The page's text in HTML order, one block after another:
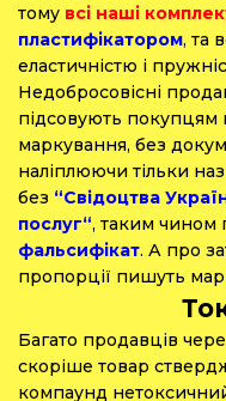
тому всі наші
пластифікатором, та
еластичністю і
Недобросовісні
підсовують покупцям
маркування, без
наліплюючи тільки
без “Свiдоцтва
послуг“, таким чином
фальсифікат. А про
пропорції пишуть
Багато продавців
скоріше товар
компаунд